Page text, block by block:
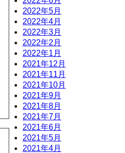
2022年5月
2022年4月
2022年3月
2022年2月
2022年1月
2021年12月
2021年11月
2021年10月
2021年9月
2021年8月
2021年7月
2021年6月
2021年5月
2021年4月